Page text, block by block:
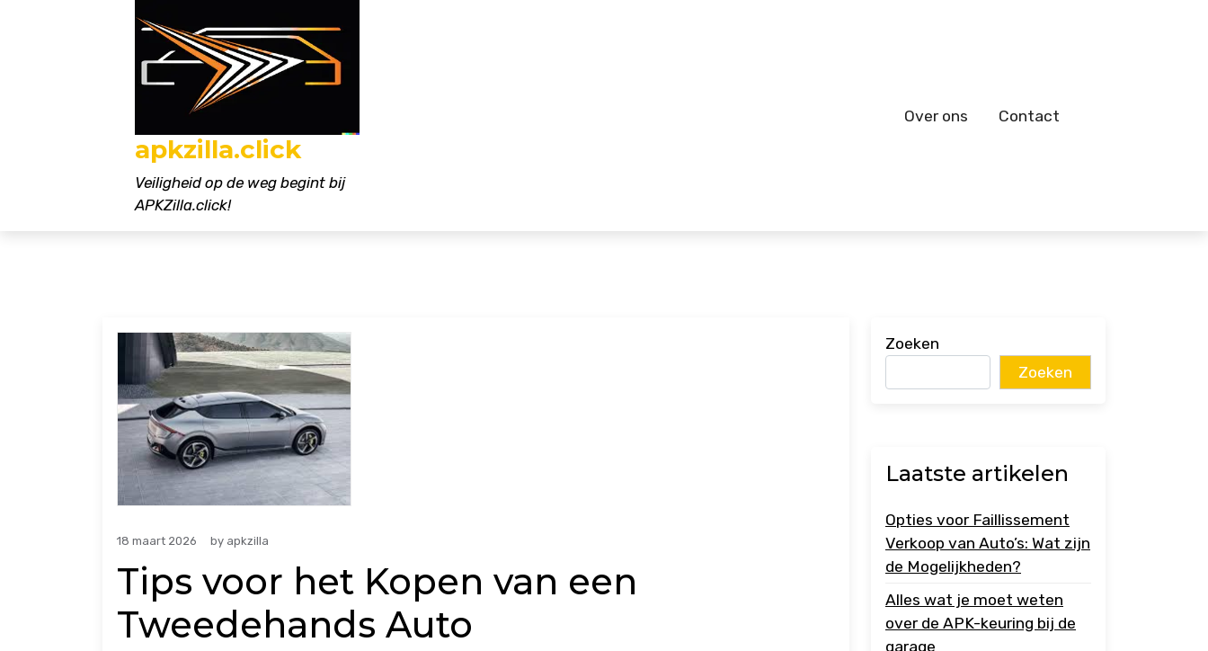
apkzilla.click
Veiligheid op de weg begint bij
APKZilla.click!
Over ons Contact
18 maart 2026 by apkzilla
Tips voor het Kopen van een
Tweedehands Auto
Zoeken
Zoeken
Laatste artikelen
Opties voor Faillissement
Verkoop van Auto’s: Wat zijn
de Mogelijkheden?
Alles wat je moet weten
over de APK-keuring bij de
garage